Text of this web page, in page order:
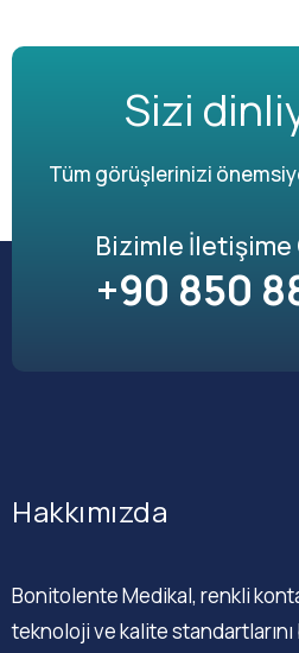
Sizi
Tüm görüşlerinizi
Bizimle İletişime
+90 850
Hakkımızda
Bonitolente Medikal, renkli
teknoloji ve kalite